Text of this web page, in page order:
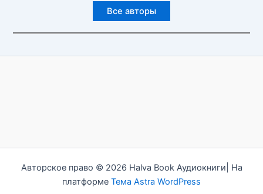
Все авторы
Авторское право © 2026 Halva Book Аудиокниги| На
платформе Тема Astra WordPress